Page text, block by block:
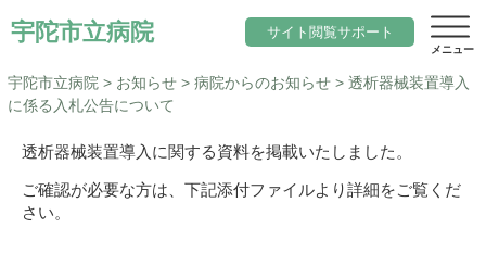
当院について
宇陀市立病院 サイト閲覧サポート
宇陀市立病院 > お知らせ >病院からのお知らせ >透析器械装置導入
に係る入札公告について
透析器械装置導入に関する資料を掲載いたしました。
ご確認が必要な方は、下記添付ファイルより詳細をご覧くだ
さい。